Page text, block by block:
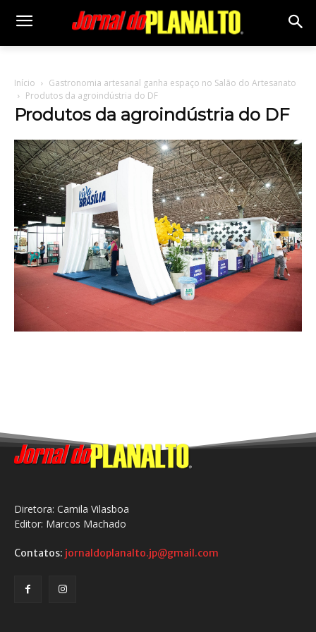
Início
Gastronomia artesanal ganha espaço no Salão do Artesanato
Produtos da agroindústria do DF
Produtos da agroindústria do DF
Diretora: Camila Vilasboa
Editor: Marcos Machado
Contatos: jornaldoplanalto.jp@gmail.com